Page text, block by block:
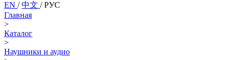
EN /中文 /РУС
Главная
>
Каталог
>
Наушники и аудио